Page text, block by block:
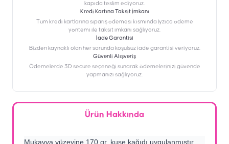
kapıda teslim ediyoruz.
Kredi Kartına Taksit İmkanı
‎Tüm kredi kartlarına sipariş ödemesi kısmında İyzico ödeme
yöntemi ile taksit imkanı sağlıyoruz.
İade Garantisi
Bizden kaynaklı olan her sorunda koşulsuz iade garantisi veriyoruz.
Güvenli Alışveriş
Ödemelerde 3D secure seçeneği sunarak ödemelerinizi güvende
yapmanızı sağlıyoruz.
Ürün Hakkında
Mukavva yüzeyine 170 gr. kuşe kağıdı uygulanmıştır.